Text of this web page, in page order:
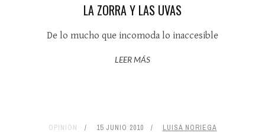
LA ZORRA Y LAS UVAS
De lo mucho que incomoda lo inaccesible
LEER MÁS
OPINIÓN 15 JUNIO 2010 LUISA NORIEGA